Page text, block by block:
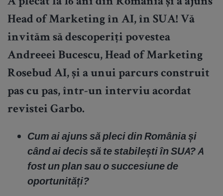
Head of Marketing în AI, în SUA! Vă
invităm să descoperiți povestea
Andreeei Bucescu, Head of Marketing
Rosebud AI, și a unui parcurs construit
pas cu pas, într-un interviu acordat
revistei Garbo.
Cum ai ajuns să pleci din România și
când ai decis să te stabilești în SUA? A
fost un plan sau o succesiune de
oportunități?